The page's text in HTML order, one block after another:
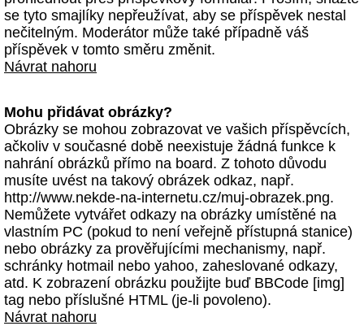
se tyto smajlíky nepřeužívat, aby se příspěvek nestal
nečitelným. Moderátor může také případně váš
příspěvek v tomto směru změnit.
Návrat nahoru
Mohu přidávat obrázky?
Obrázky se mohou zobrazovat ve vašich příspěvcích,
ačkoliv v současné době neexistuje žádná funkce k
nahrání obrázků přímo na board. Z tohoto důvodu
musíte uvést na takový obrázek odkaz, např.
http://www.nekde-na-internetu.cz/muj-obrazek.png.
Nemůžete vytvářet odkazy na obrázky umístěné na
vlastním PC (pokud to není veřejně přístupná stanice)
nebo obrázky za prověřujícími mechanismy, např.
schránky hotmail nebo yahoo, zaheslované odkazy,
atd. K zobrazení obrázku použijte buď BBCode [img]
tag nebo příslušné HTML (je-li povoleno).
Návrat nahoru